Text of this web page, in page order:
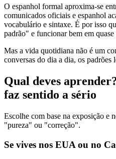
O espanhol formal aproxima-se
comunicados oficiais e espanhol
vocabulário e sintaxe. É por isso
padrão" e funcionar bem em
Mas a vida quotidiana não é um
conversas do dia a dia, os padrões
Qual deves
faz sentido a sério
Escolhe com base na exposição e
"pureza" ou "correção".
Se vives nos EUA ou no